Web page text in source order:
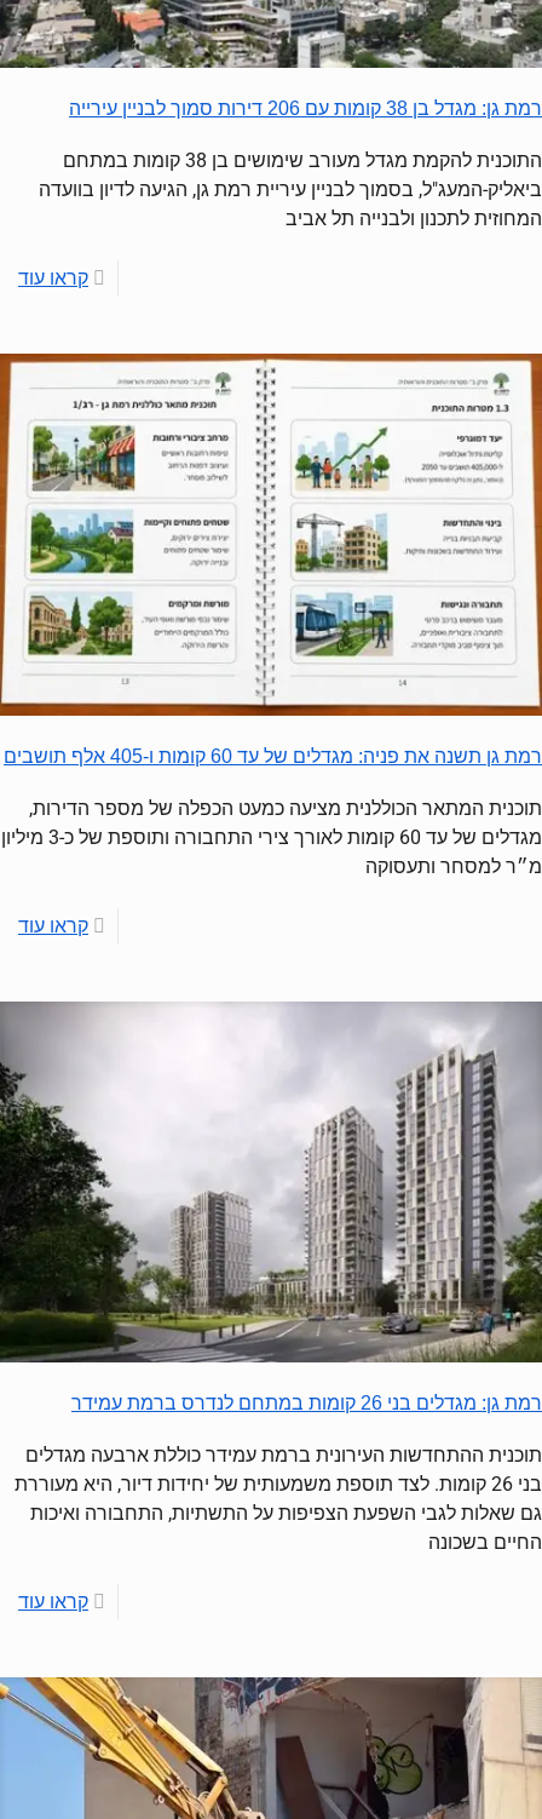
רמת גן: מגדל בן 38 קומות עם 206 דירות סמוך לבניין עירייה
התוכנית להקמת מגדל מעורב שימושים בן 38 קומות במתחם
ביאליק-המעג"ל, בסמוך לבניין עיריית רמת גן, הגיעה לדיון בוועדה
המחוזית לתכנון ולבנייה תל אביב
קראו עוד
רמת גן תשנה את פניה: מגדלים של עד 60 קומות ו-405 אלף תושבים
תוכנית המתאר הכוללנית מציעה כמעט הכפלה של מספר הדירות,
מגדלים של עד 60 קומות לאורך צירי התחבורה ותוספת של כ-3 מיליון
מ״ר למסחר ותעסוקה
קראו עוד
רמת גן: מגדלים בני 26 קומות במתחם לנדרס ברמת עמידר
תוכנית ההתחדשות העירונית ברמת עמידר כוללת ארבעה מגדלים
בני 26 קומות. לצד תוספת משמעותית של יחידות דיור, היא מעוררת
גם שאלות לגבי השפעת הצפיפות על התשתיות, התחבורה ואיכות
החיים בשכונה
קראו עוד